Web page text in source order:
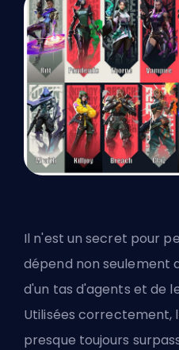
Il n'est un secret pour
dépend non seulement
d'un tas d'agents et de
Utilisées correctement,
presque toujours